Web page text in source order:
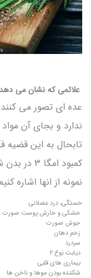
علائمی که نشان می دهد بدن
عده ای تصور می
ندارد و بجای آن
تابحال به این قضیه
کمبود
نمونه از انها اشاره
خستگی، درد عضلانی
خشکی و خارش پوست صورت
جوش صورت
زخم دهان
سردرد
دیابت نوع 2
بیماری های قلبی
شکننده بودن موها و ناخن ها